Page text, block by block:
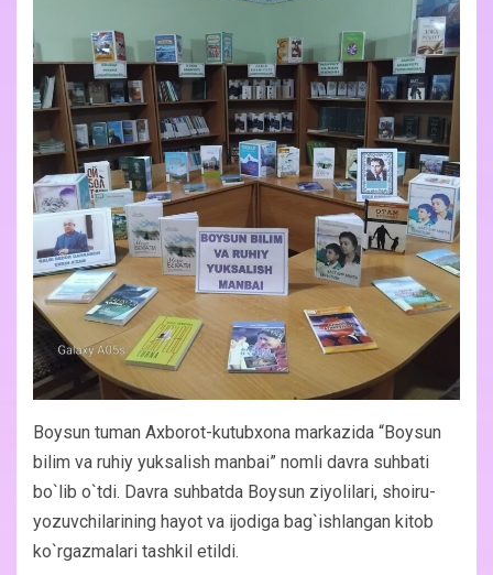
Boysun tuman Axborot-kutubxona markazida “Boysun
bilim va ruhiy yuksalish manbai” nomli davra suhbati
bo`lib o`tdi. Davra suhbatda Boysun ziyolilari, shoiru-
yozuvchilarining hayot va ijodiga bag`ishlangan kitob
ko`rgazmalari tashkil etildi.